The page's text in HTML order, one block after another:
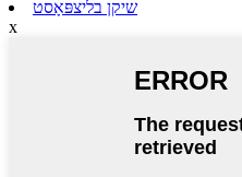
שיקן בליצפּאָסט
x